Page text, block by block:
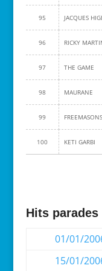
95 JACQUES
96 RICKY
97 THE GAME
98 MAURANE
99 FREEMASONS
100 KETI GARBI
Hits parades
01/01/
15/01/